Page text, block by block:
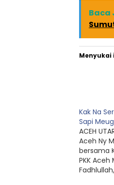
Baca
Menyukai
Kak Na
Sapi
ACEH
Aceh Ny
bersama
PKK